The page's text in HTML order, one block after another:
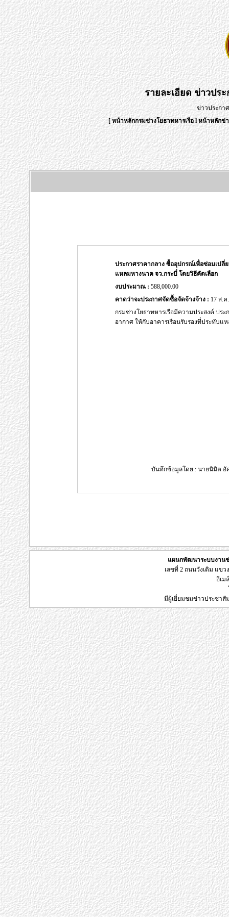
รายละเอียดข่าวปร
ข่าวประกา
[หน้าหลักกรมช่างโยธาทหารเรือlหน้าหลักข่
ประกาศราคากลาง ซื้ออุปกรณ์เพื่อซ่อมเปลี่
แหลมหางนาค จว.กระบี่ โดยวิธีคัดเลือก
งบประมาณ : 588,000.00
คาดว่าจะประกาศจัดซื้อจัดจ้างจ้าง : 17 ส.ค
กรมช่างโยธาทหารเรือมีความประสงค์ ปร
อากาศ ให้กับอาคารเรือนรับรองที่ประทับแ
บันทึกข้อมูลโดย : นายนิมิต อัค
แผนกพัฒนาระบบงานช่
เลขที่ 2 ถนนวังเดิม แขว
อีเม
มีผู้เยี่ยมชมข่าวประชา